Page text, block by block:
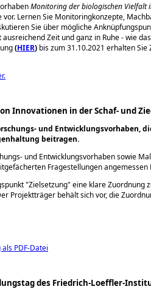
Monitoring der biologischen Vielfalt
Lernen Sie Monitoringkonzepte,
Sie über mögliche
Zeit und ganz in Ruhe - wie
(HIER) bis zum 31.10.2021 erhalten Sie
Innovationen in der Schaf- und
und Entwicklungsvorhaben,
beitragen.
und Entwicklungsvorhaben sowie
Fragestellungen angemessen
Zielsetzung eine klare Zuordnung
Projektträger behält sich vor, die
PDF-Datei
des Friedrich-Loeffler-